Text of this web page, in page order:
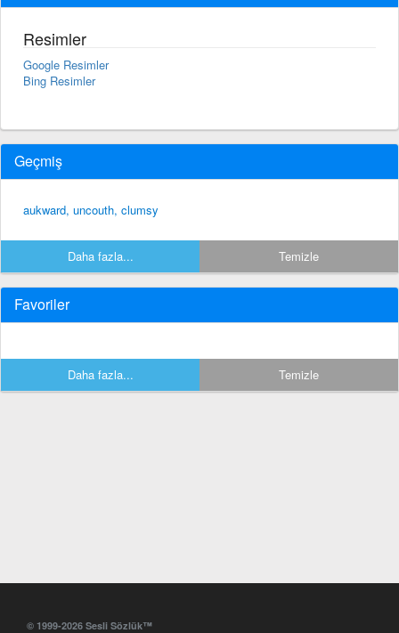
Resimler
Google Resimler
Bing Resimler
Geçmiş
aukward, uncouth, clumsy
Daha fazla... Temizle
Favoriler
Daha fazla... Temizle
© 1999-2026 Sesli Sözlük™